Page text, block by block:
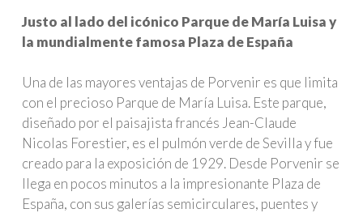
Justo al lado del icónico Parque de María Luisa y
la mundialmente famosa Plaza de España
Una de las mayores ventajas de Porvenir es que limita
con el precioso Parque de María Luisa. Este parque,
diseñado por el paisajista francés Jean-Claude
Nicolas Forestier, es el pulmón verde de Sevilla y fue
creado para la exposición de 1929. Desde Porvenir se
llega en pocos minutos a la impresionante Plaza de
España, con sus galerías semicirculares, puentes y